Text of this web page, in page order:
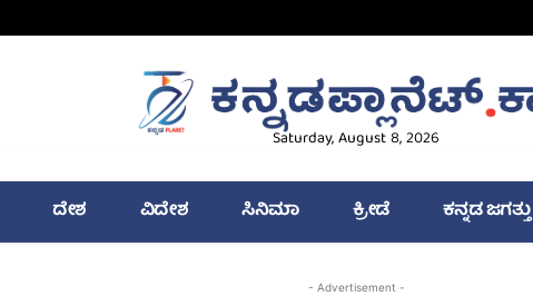
Saturday, August 8, 2026
ದೇಶ ವಿದೇಶ ಸಿನಿಮಾ ಕ್ರೀಡೆ ಕನ್ನಡ ಜಗತ್ತು
- Advertisement -